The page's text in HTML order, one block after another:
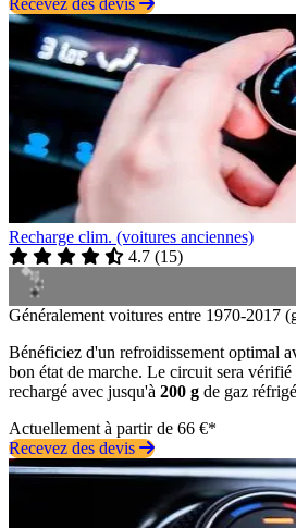
Recharge clim. (voitures anciennes)
4.7 (15)
Généralement voitures entre 1970-2017
Bénéficiez d'un refroidissement optimal
bon état de marche. Le circuit sera
rechargé avec jusqu'à 200 g de gaz
Actuellement à partir de 66 €*
Recevez des devis